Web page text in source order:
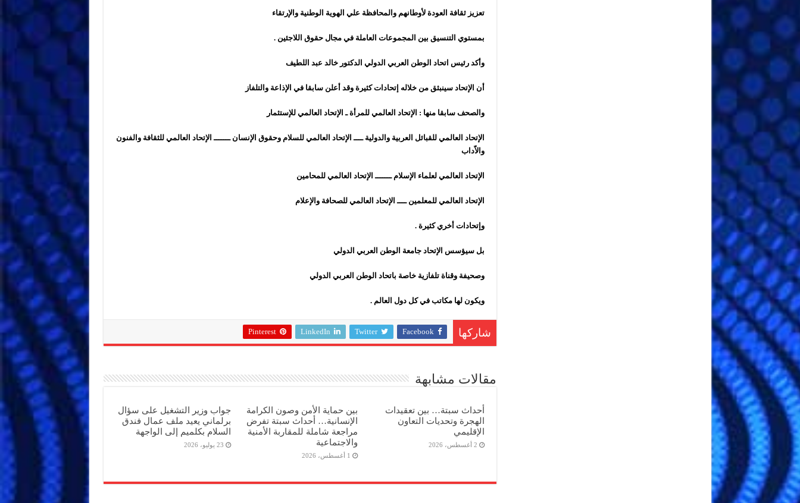
تعزيز ثقافة العودة لأوطانهم والمحافظة علي الهوية الوطنية والإرتقاء
بمستوي التنسيق بين المجموعات العاملة في مجال حقوق اللاجئين .
وأكد رئيس اتحاد الوطن العربي الدولي الدكتور خالد عبد اللطيف
أن الإتحاد سينبثق من خلاله إتحادات كثيرة وقد أعلن سابقا في الإذاعة والتلفاز
والصحف سابقا منها : الإتحاد العالمي للمرأة ـ الإتحاد العالمي للإستثمار
الإتحاد العالمي للقبائل العربية والدولية ــــ الإتحاد العالمي للسلام وحقوق الإنسان ـــــــ الإتحاد العالمي للثقافة والفنون
والاّداب
الإتحاد العالمي لعلماء الإسلام ـــــــ الإتحاد العالمي للمحامين
الإتحاد العالمي للمعلمين ــــ الإتحاد العالمي للصحافة والإعلام
وإتحادات أخري كثيرة .
بل سيؤسس الإتحاد جامعة الوطن العربي الدولي
وصحيفة وقناة تلفازية خاصة باتحاد الوطن العربي الدولي
ويكون لها مكاتب في كل دول العالم .
شاركها Facebook
Twitter
LinkedIn
Pinterest
مقالات مشابهة
أحداث سبتة… بين تعقيدات
الهجرة وتحديات التعاون
الإقليمي
2 أغسطس، 2026
بين حماية الأمن وصون الكرامة
الإنسانية… أحداث سبتة تفرض
مراجعة شاملة للمقاربة الأمنية
والاجتماعية
1 أغسطس، 2026
جواب وزير التشغيل على سؤال
برلماني يعيد ملف عمال فندق
السلام بكلميم إلى الواجهة
23 يوليو، 2026